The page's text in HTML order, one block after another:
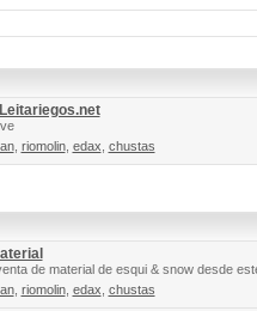
, riomolin, edax chustas
de material de esqui & snow desde
, riomolin, edax chustas